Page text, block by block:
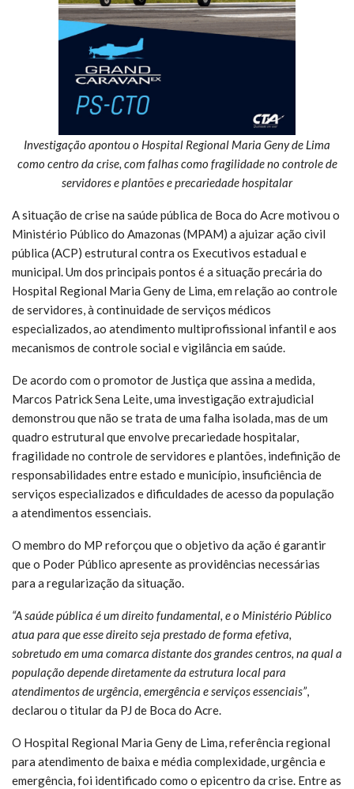
Investigação apontou o Hospital Regional Maria Geny de Lima
como centro da crise, com falhas como fragilidade no controle de
servidores e plantões e precariedade hospitalar
A situação de crise na saúde pública de Boca do Acre motivou o
Ministério Público do Amazonas (MPAM) a ajuizar ação civil
pública (ACP) estrutural contra os Executivos estadual e
municipal. Um dos principais pontos é a situação precária do
Hospital Regional Maria Geny de Lima, em relação ao controle
de servidores, à continuidade de serviços médicos
especializados, ao atendimento multiprofissional infantil e aos
mecanismos de controle social e vigilância em saúde.
De acordo com o promotor de Justiça que assina a medida,
Marcos Patrick Sena Leite, uma investigação extrajudicial
demonstrou que não se trata de uma falha isolada, mas de um
quadro estrutural que envolve precariedade hospitalar,
fragilidade no controle de servidores e plantões, indefinição de
responsabilidades entre estado e município, insuficiência de
serviços especializados e dificuldades de acesso da população
a atendimentos essenciais.
O membro do MP reforçou que o objetivo da ação é garantir
que o Poder Público apresente as providências necessárias
para a regularização da situação.
“A saúde pública é um direito fundamental, e o Ministério Público
atua para que esse direito seja prestado de forma efetiva,
sobretudo em uma comarca distante dos grandes centros, na qual a
população depende diretamente da estrutura local para
atendimentos de urgência, emergência e serviços essenciais”,
declarou o titular da PJ de Boca do Acre.
O Hospital Regional Maria Geny de Lima, referência regional
para atendimento de baixa e média complexidade, urgência e
emergência, foi identificado como o epicentro da crise. Entre as